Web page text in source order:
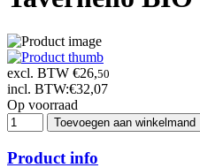
excl. BTW €26,50
incl. BTW:€32,07
Op voorraad
Toevoegen aan winkelmand
Product info